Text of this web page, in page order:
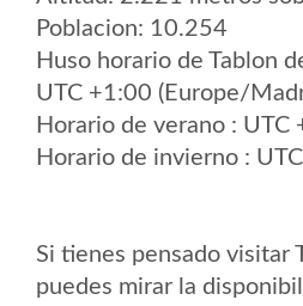
Poblacion: 10.254
Huso horario de Tablon
UTC +1:00 (Europe/
Horario de verano : UTC
Horario de invierno :
Si tienes pensado visitar
puedes mirar la